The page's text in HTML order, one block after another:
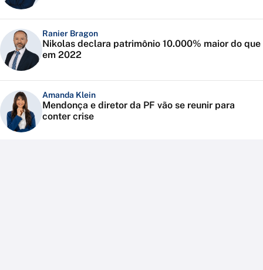
Ranier Bragon
Nikolas declara patrimônio 10.000% maior do que
em 2022
Amanda Klein
Mendonça e diretor da PF vão se reunir para
conter crise